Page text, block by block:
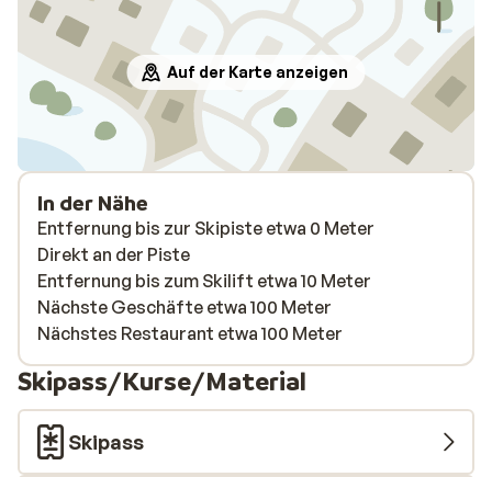
Auf der Karte anzeigen
In der Nähe
Entfernung bis zur Skipiste etwa 0 Meter
Direkt an der Piste
Entfernung bis zum Skilift etwa 10 Meter
Nächste Geschäfte etwa 100 Meter
Nächstes Restaurant etwa 100 Meter
Skipass/Kurse/Material
Skipass